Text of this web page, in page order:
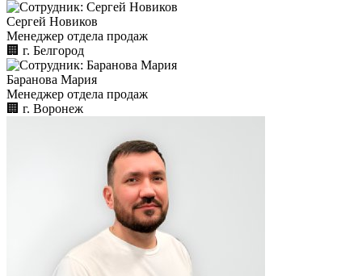
Сергей Новиков
Менеджер отдела продаж
🏢︎ г. Белгород
Баранова Мария
Менеджер отдела продаж
🏢︎ г. Воронеж